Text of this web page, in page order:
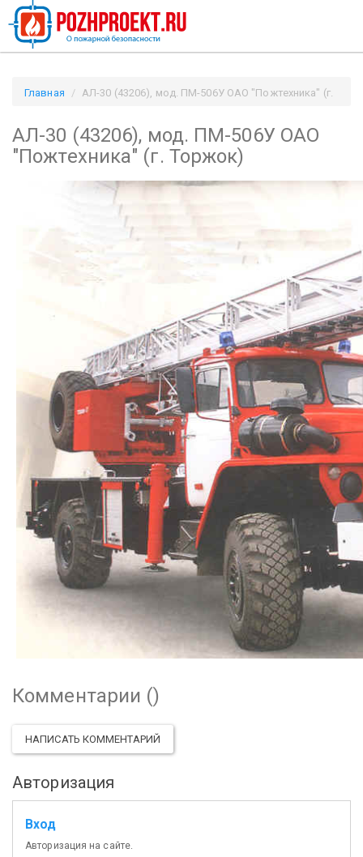
Главная
АЛ-30 (43206), мод. ПМ-506У ОАО "Пожтехника" (г.
АЛ-30 (43206), мод. ПМ-506У ОАО
"Пожтехника" (г. Торжок)
Комментарии ()
НАПИСАТЬ КОММЕНТАРИЙ
Авторизация
Вход
Авторизация на сайте.